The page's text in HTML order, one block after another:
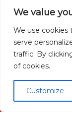
We value
We use cookies
serve
traffic. By
of cookies.
Customize